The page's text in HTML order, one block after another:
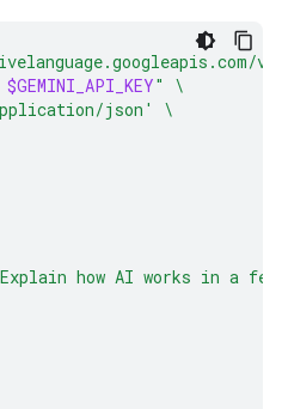
$GEMINI_API_KEY"
\
json'
\
how AI works in a